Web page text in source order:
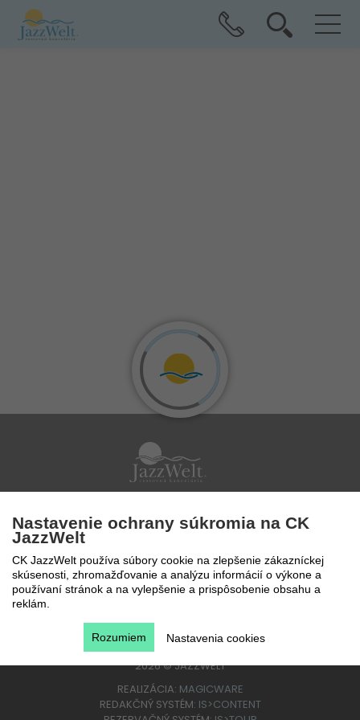
Po - Pi 9 - 17 hod
0850 777 888
2026©JAZZWELT
REALIZÁCIA: MAGICWARE
REDAKČNÝ SYSTÉM: IS>CONTENT
Nastavenie ochrany súkromia na CK
JazzWelt
CK JazzWelt používa súbory cookie na zlepšenie zákazníckej
skúsenosti, zhromažďovanie a analýzu informácií o výkone a
používaní stránok a na vylepšenie a prispôsobenie obsahu a
reklám.
Nastavenia cookies
Rozumiem